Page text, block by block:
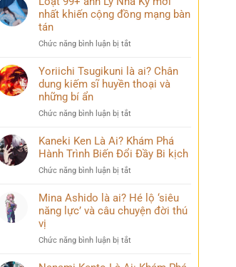
biết
Mai
Thúy
sau
đăng
nhất khiến cộng đồng mạng bàn
tán
Chức năng bình luận bị tắt
99+
ảnh
Kỳ
nhất
khiến
đồng
bàn
tán
Yoriichi Tsugikuni là ai? Chân
dung kiếm sĩ huyền thoại và
những bí ẩn
Chức năng bình luận bị tắt
Tsugikuni
là
Chân
kiếm
sĩ
và
Kaneki Ken Là Ai? Khám Phá
Hành Trình Biến Đổi Đầy Bi kịch
Chức năng bình luận bị tắt
Ken
Ai?
Phá
Mina Ashido là ai? Hé lộ ‘siêu
năng lực’ và câu chuyện đời thú
vị
Chức năng bình luận bị tắt
Ashido